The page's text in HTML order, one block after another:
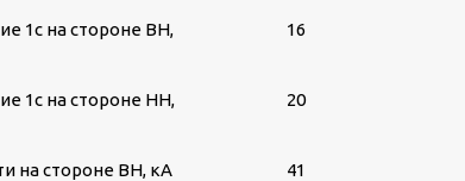
1с на стороне ВН,
16
1с на стороне НН,
20
на стороне ВН, кА 41